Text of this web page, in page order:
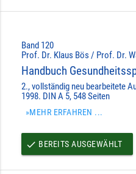
Band 120
Prof. Dr. Klaus Bös / Prof. Dr.
Handbuch
2., vollständig neu bearbeitete
1998. DIN A 5, 548 Seiten
»MEHR ERFAHREN ...
done BEREITS AUSGEWÄHLT